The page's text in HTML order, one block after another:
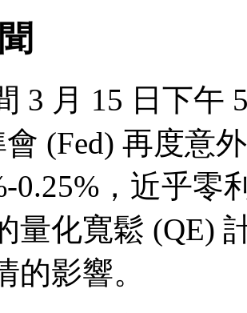
3 月 15 日下午
(Fed) 再度意
0.25%，近乎零
量化寬鬆 (QE)
的影響。